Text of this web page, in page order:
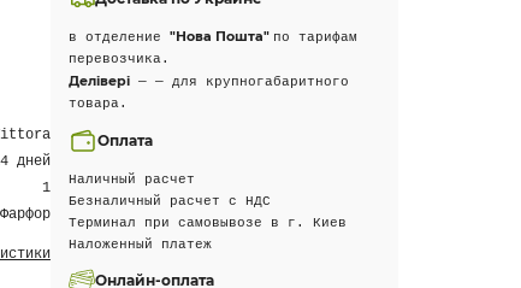
дней
1
Фарфор
в отделение "Нова Пошта" по тарифам
перевозчика.
Делівері— — для крупногабаритного
товара.
Оплата
Наличный расчет
Безналичный расчет с НДС
Терминал при самовывозе в г. Киев
Наложенный платеж
Онлайн-оплата